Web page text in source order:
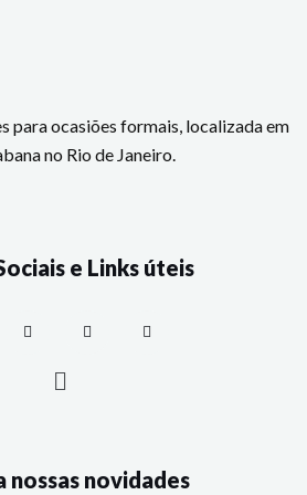
para ocasiões formais, localizada em
no Rio de Janeiro.
e Links úteis
nossas novidades